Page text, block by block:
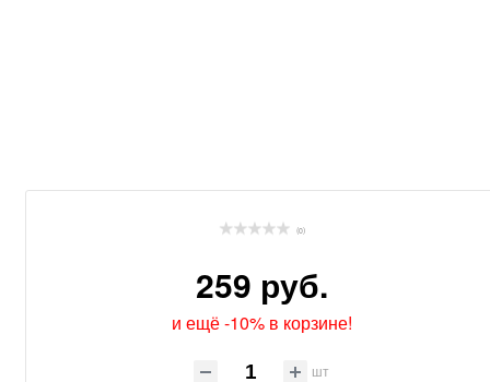
(0)
259 руб.
и ещё -10% в корзине!
шт